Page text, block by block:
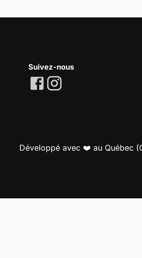
Suivez-nous
Développé avec ❤️ au Québec